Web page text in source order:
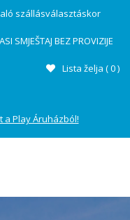
szállásválasztáskor
SMJEŠTAJ BEZ PROVIZIJE
Lista želja (0)
Play Áruházból!